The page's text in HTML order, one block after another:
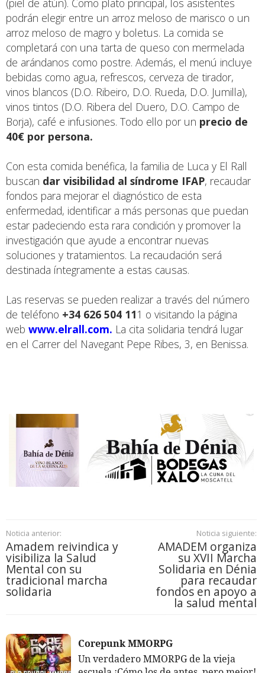
podrán elegir entre un arroz meloso de marisco o un
arroz meloso de magro y boletus. La comida se
completará con una tarta de queso con mermelada
de arándanos como postre. Además, el menú incluye
bebidas como agua, refrescos, cerveza de tirador,
vinos blancos (D.O. Ribeiro, D.O. Rueda, D.O. Jumilla),
vinos tintos (D.O. Ribera del Duero, D.O. Campo de
Borja), café e infusiones. Todo ello por un precio de
40€ por persona.
Con esta comida benéfica, la familia de Luca y El Rall
buscan dar visibilidad al síndrome IFAP, recaudar
fondos para mejorar el diagnóstico de esta
enfermedad, identificar a más personas que puedan
estar padeciendo esta rara condición y promover la
investigación que ayude a encontrar nuevas
soluciones y tratamientos. La recaudación será
destinada íntegramente a estas causas.
Las reservas se pueden realizar a través del número
de teléfono +34 626 504 111 o visitando la página
web www.elrall.com. La cita solidaria tendrá lugar
en el Carrer del Navegant Pepe Ribes, 3, en Benissa.
Noticia anterior:
Amadem reivindica y
visibiliza la Salud
Mental con su
tradicional marcha
solidaria
Noticia siguiente:
AMADEM organiza
su XVII Marcha
Solidaria en Dénia
para recaudar
fondos en apoyo a
la salud mental
Corepunk MMORPG
Un verdadero MMORPG de la vieja